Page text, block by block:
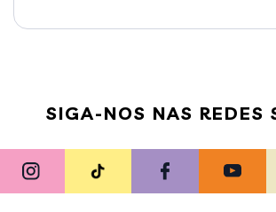
SIGA-NOS NAS REDES